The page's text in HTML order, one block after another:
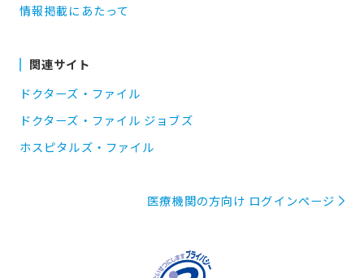
情報掲載にあたって
関連サイト
ドクターズ・ファイル
ドクターズ・ファイル ジョブズ
ホスピタルズ・ファイル
医療機関の方向け ログインページ